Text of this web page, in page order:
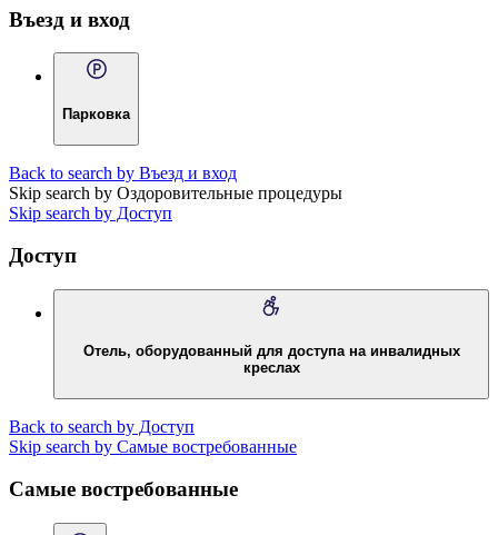
Въезд и вход
Парковка
Back to search by Въезд и вход
Skip search by Оздоровительные процедуры
Skip search by Доступ
Доступ
Отель, оборудованный для доступа на инвалидных
креслах
Back to search by Доступ
Skip search by Самые востребованные
Самые востребованные